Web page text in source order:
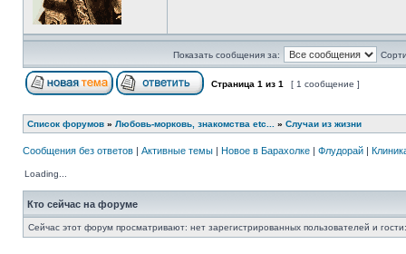
Показать сообщения за:
Страница 1 из 1 [ 1 сообщение ]
Список форумов » Любовь-морковь, знакомства etc... » Случаи из жизни
Сообщения без ответов | Активные темы | Новое в Барахолке | Флудорай |
Loading...
Кто сейчас на форуме
Сейчас этот форум просматривают: нет зарегистрированных пользователей и